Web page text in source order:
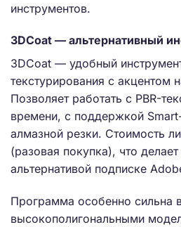
инструментов.
3DCoat — альтернативный
3DCoat — удобный
текстурирования с акцентом
Позволяет работать с PBR-
времени, с поддержкой
алмазной резки. Стоимость
(разовая покупка), что
альтернативой подписке
Программа особенно сильна
высокополигональными